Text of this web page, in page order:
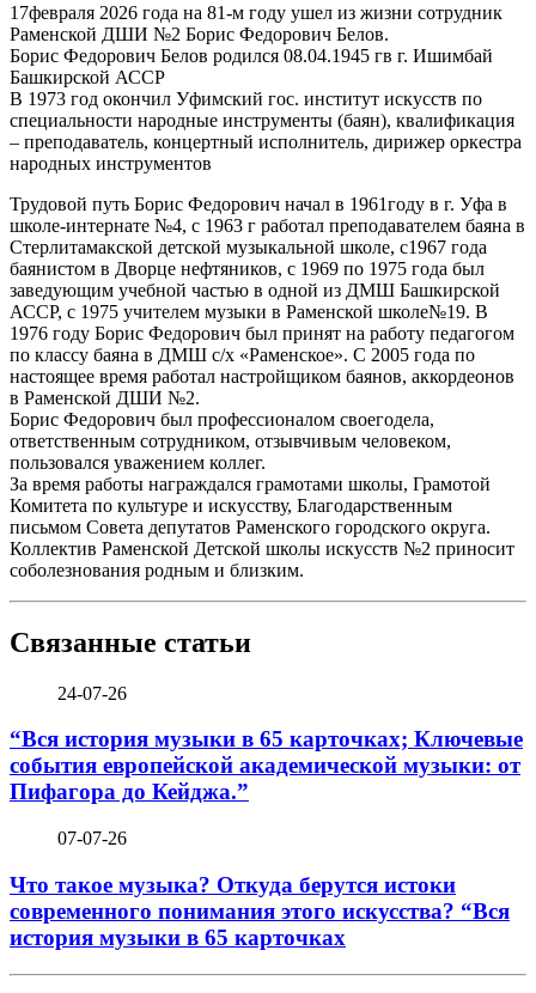
17февраля 2026 года на 81-м году ушел из жизни сотрудник
Раменской ДШИ №2 Борис Федорович Белов.
Борис Федорович Белов родился 08.04.1945 гв г. Ишимбай
Башкирской АССР
В 1973 год окончил Уфимский гос. институт искусств по
специальности народные инструменты (баян), квалификация
– преподаватель, концертный исполнитель, дирижер оркестра
народных инструментов
Трудовой путь Борис Федорович начал в 1961году в г. Уфа в
школе-интернате №4, с 1963 г работал преподавателем баяна в
Стерлитамакской детской музыкальной школе, с1967 года
баянистом в Дворце нефтяников, с 1969 по 1975 года был
заведующим учебной частью в одной из ДМШ Башкирской
АССР, с 1975 учителем музыки в Раменской школе№19. В
1976 году Борис Федорович был принят на работу педагогом
по классу баяна в ДМШ с/х «Раменское». С 2005 года по
настоящее время работал настройщиком баянов, аккордеонов
в Раменской ДШИ №2.
Борис Федорович был профессионалом своегодела,
ответственным сотрудником, отзывчивым человеком,
пользовался уважением коллег.
За время работы награждался грамотами школы, Грамотой
Комитета по культуре и искусству, Благодарственным
письмом Совета депутатов Раменского городского округа.
Коллектив Раменской Детской школы искусств №2 приносит
соболезнования родным и близким.
Связанные статьи
24-07-26
“Вся история музыки в 65 карточках; Ключевые
события европейской академической музыки: от
Пифагора до Кейджа.”
07-07-26
Что такое музыка? Откуда берутся истоки
современного понимания этого искусства? “Вся
история музыки в 65 карточках